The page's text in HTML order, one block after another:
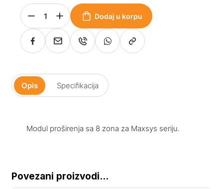
Dodaj u korpu
Opis Specifikacija
Modul proširenja sa 8 zona za Maxsys seriju.
Povezani proizvodi...